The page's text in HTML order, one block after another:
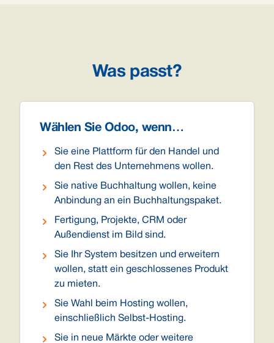
Was passt?
Wählen Sie Odoo, wenn…
Sie eine Plattform für den Handel und
den Rest des Unternehmens wollen.
Sie native Buchhaltung wollen, keine
Anbindung an ein Buchhaltungspaket.
Fertigung, Projekte, CRM oder
Außendienst im Bild sind.
Sie Ihr System besitzen und erweitern
wollen, statt ein geschlossenes Produkt
zu mieten.
Sie Wahl beim Hosting wollen,
einschließlich Selbst-Hosting.
Sie in neue Märkte oder weitere